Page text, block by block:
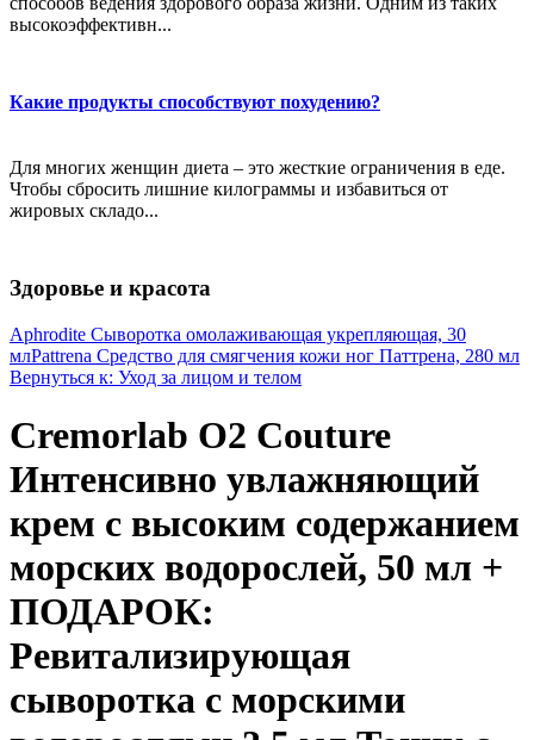
высокоэффективн...
Какие продукты способствуют похудению?
Для многих женщин диета – это жесткие ограничения в еде.
Чтобы сбросить лишние килограммы и избавиться от
жировых складо...
Здоровье и красота
Aphrodite Сыворотка омолаживающая укрепляющая, 30
млPattrena Средство для смягчения кожи ног Паттрена, 280 мл
Вернуться к: Уход за лицом и телом
Cremorlab О2 Couture
Интенсивно увлажняющий
крем с высоким содержанием
морских водорослей, 50 мл +
ПОДАРОК:
Ревитализирующая
сыворотка с морскими